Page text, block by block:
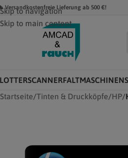
Skip to navigation
Skip to main content
Lieferung ab 500 €!
SCANNERFALTMASCHINEN
Startseite/Tinten & Druckköpfe/HP/